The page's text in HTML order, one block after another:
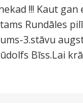
!!! Kaut
Rundāles
3.stāvu
Bīss.Lai